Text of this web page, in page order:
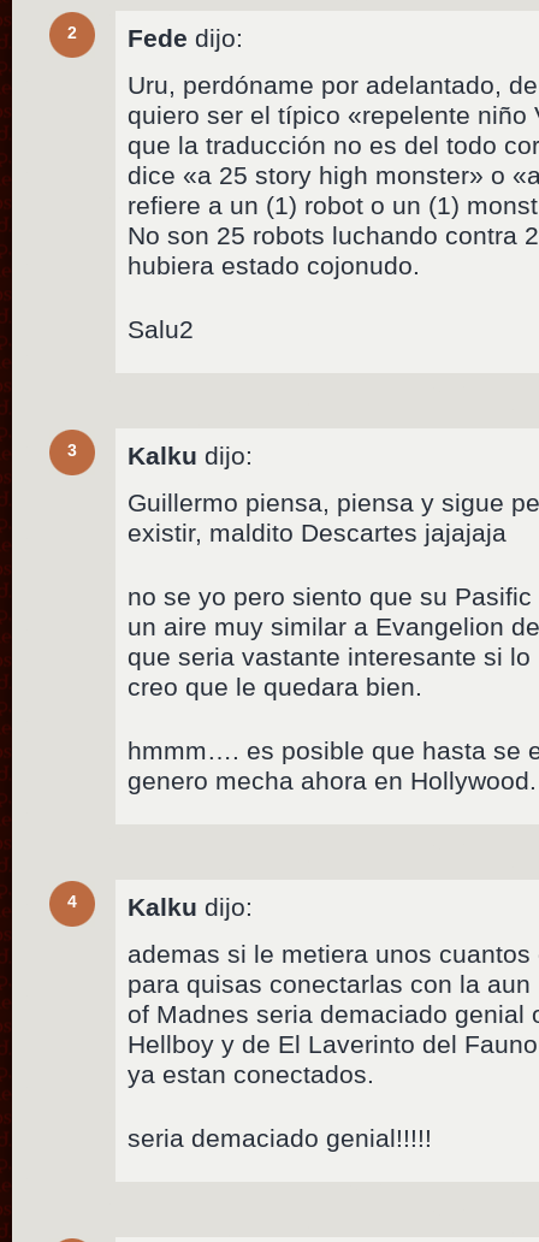
2 Fede dijo:
Uru, perdóname por adelantado,
quiero ser el típico «repelente niño
que la traducción no es del todo
dice «a 25 story high monster» o
refiere a un (1) robot o un (1)
No son 25 robots luchando contra
hubiera estado cojonudo.
Salu2
3 Kalku dijo:
Guillermo piensa, piensa y sigue
existir, maldito Descartes jajajaja
no se yo pero siento que su
un aire muy similar a Evangelion
que seria vastante interesante si
creo que le quedara bien.
hmmm…. es posible que hasta se
genero mecha ahora en Hollywood.
4 Kalku dijo:
ademas si le metiera unos
para quisas conectarlas con la
of Madnes seria demaciado genial
Hellboy y de El Laverinto del
ya estan conectados.
seria demaciado genial!!!!!